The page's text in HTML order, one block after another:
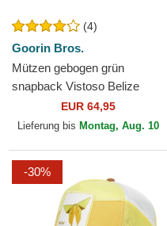
(4)
Goorin Bros.
Mützen gebogen grün
snapback Vistoso Belize
Toucan The Farm Goorin
Bros.
EUR 64,95
Lieferung bis Montag, Aug. 10
-30%